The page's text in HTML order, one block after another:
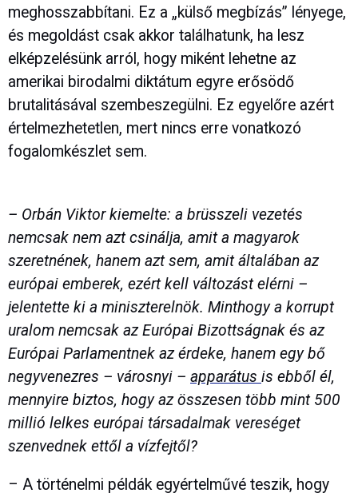
meghosszabbítani. Ez a „külső megbízás” lényege,
és megoldást csak akkor találhatunk, ha lesz
elképzelésünk arról, hogy miként lehetne az
amerikai birodalmi diktátum egyre erősödő
brutalitásával szembeszegülni. Ez egyelőre azért
értelmezhetetlen, mert nincs erre vonatkozó
fogalomkészlet sem.
– Orbán Viktor kiemelte: a brüsszeli vezetés
nemcsak nem azt csinálja, amit a magyarok
szeretnének, hanem azt sem, amit általában az
európai emberek, ezért kell változást elérni –
jelentette ki a miniszterelnök. Minthogy a korrupt
uralom nemcsak az Európai Bizottságnak és az
Európai Parlamentnek az érdeke, hanem egy bő
negyvenezres – városnyi – apparátus is ebből él,
mennyire biztos, hogy az összesen több mint 500
millió lelkes európai társadalmak vereséget
szenvednek ettől a vízfejtől?
– A történelmi példák egyértelművé teszik, hogy